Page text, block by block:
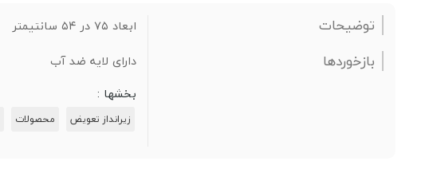
توضیحات
بازخوردها
ابعاد ۷۵ در ۵۴ سانتیمتر
دارای لایه ضد آب
بخشها :
زیرانداز تعویض محصولات